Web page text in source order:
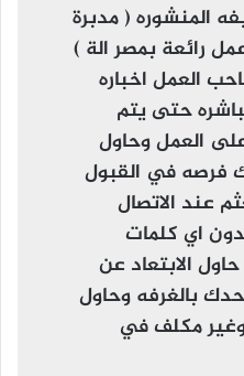
المنشوره ( مدبرة
رائعة بمصر الة )
العمل اخباره
حتى يتم
العمل وحاول
فرصه في القبول
عند الاتصال
اي كلمات
الابتعاد عن
بالغرفه وحاول
مكلف في